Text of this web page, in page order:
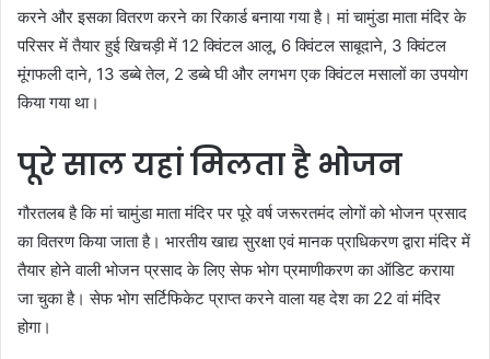
करने और इसका वितरण करने का रिकार्ड बनाया गया है। मां चामुंडा माता मंदिर के
परिसर में तैयार हुई खिचड़ी में 12 क्विंटल आलू, 6 क्विंटल साबूदाने, 3 क्विंटल
मूंगफली दाने, 13 डब्बे तेल, 2 डब्बे घी और लगभग एक क्विंटल मसालों का उपयोग
किया गया था।
पूरे साल यहां मिलता है भोजन
गौरतलब है कि मां चामुंडा माता मंदिर पर पूरे वर्ष जरूरतमंद लोगों को भोजन प्रसाद
का वितरण किया जाता है। भारतीय खाद्य सुरक्षा एवं मानक प्राधिकरण द्वारा मंदिर में
तैयार होने वाली भोजन प्रसाद के लिए सेफ भोग प्रमाणीकरण का ऑडिट कराया
जा चुका है। सेफ भोग सर्टिफिकेट प्राप्त करने वाला यह देश का 22 वां मंदिर
होगा।